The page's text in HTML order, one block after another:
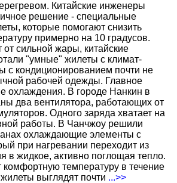
Китайские инженеры
решение - специальные
которые помогают снизить
примерно на 10 градусов.
от сильной жары, китайские
"умные" жилеты с климат-
с кондиционированием почти не
рабочей одежды. Главное
охлаждения. В городе Нанкин в
два вентилятора, работающих от
Одного заряда хватает на
работы. В Чанчжоу решили
охлаждающие элементы с
при нагревании переходит из
в жидкое, активно поглощая тепло.
температуру в течение
выглядят почти ...>>